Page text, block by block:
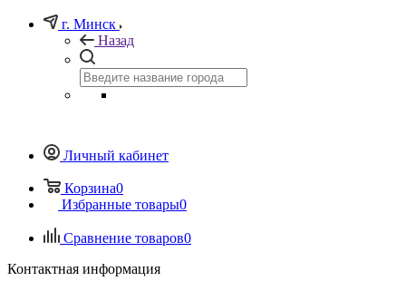
г. Минск
Назад
Личный кабинет
Корзина0
Избранные товары0
Сравнение товаров0
Контактная информация